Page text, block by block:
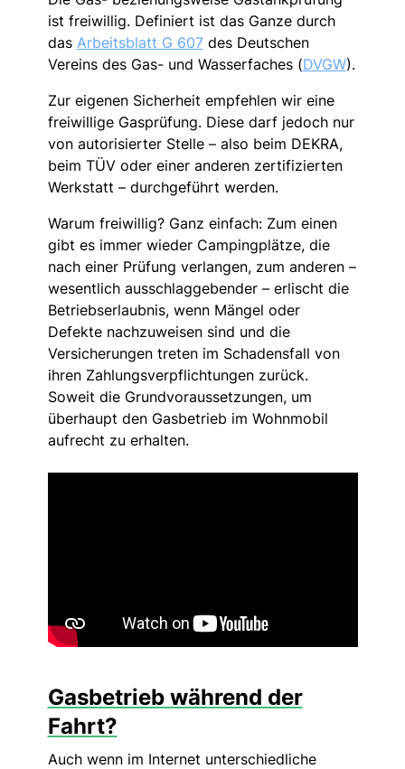
ist freiwillig. Definiert ist das Ganze durch
das Arbeitsblatt G 607des Deutschen
Vereins des Gas- und Wasserfaches (DVGW).
Zur eigenen Sicherheit empfehlen wir eine
freiwillige Gasprüfung. Diese darf jedoch nur
von autorisierter Stelle – also beim DEKRA,
beim TÜV oder einer anderen zertifizierten
Werkstatt – durchgeführt werden.
Warum freiwillig? Ganz einfach: Zum einen
gibt es immer wieder Campingplätze, die
nach einer Prüfung verlangen, zum anderen –
wesentlich ausschlaggebender – erlischt die
Betriebserlaubnis, wenn Mängel oder
Defekte nachzuweisen sind und die
Versicherungen treten im Schadensfall von
ihren Zahlungsverpflichtungen zurück.
Soweit die Grundvoraussetzungen, um
überhaupt den Gasbetrieb im Wohnmobil
aufrecht zu erhalten.
Gasbetrieb während der
Fahrt?
Auch wenn im Internet unterschiedliche